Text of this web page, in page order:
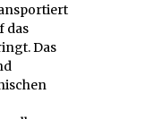
das
Das